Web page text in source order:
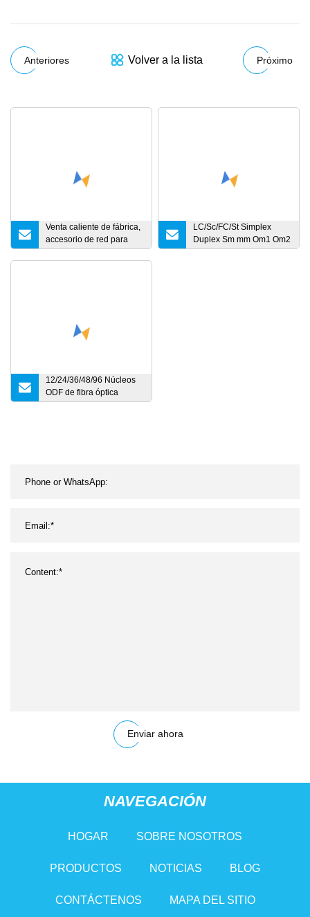
Anteriores Volver a la lista Próximo
Venta caliente de fábrica,
accesorio de red para
interiores y exteriores,
LC/Sc/FC/St Simplex
Duplex Sm mm Om1 Om2
Om3 Om4 Om5 Cable de
12/24/36/48/96 Núcleos
ODF de fibra óptica
montado en bastidor con
Enviar ahora
NAVEGACIÓN
HOGAR SOBRE NOSOTROS
PRODUCTOS NOTICIAS BLOG
CONTÁCTENOS MAPA DEL SITIO